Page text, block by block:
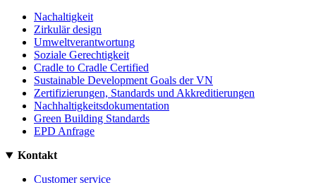
Nachaltigkeit
Zirkulär design
Umweltverantwortung
Soziale Gerechtigkeit
Cradle to Cradle Certified
Sustainable Development Goals der VN
Zertifizierungen, Standards und Akkreditierungen
Nachhaltigkeitsdokumentation
Green Building Standards
EPD Anfrage
Kontakt
Customer service